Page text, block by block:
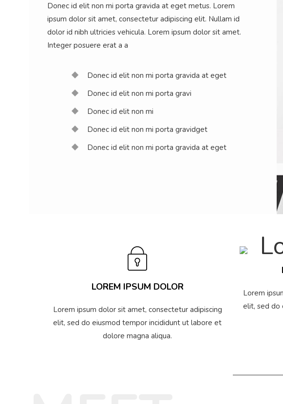
Donec id elit non mi porta gravida at eget metus. Lorem
ipsum dolor sit amet, consectetur adipiscing elit. Nullam id
dolor id nibh ultricies vehicula. Lorem ipsum dolor sit amet.
Integer posuere erat a a
Donec id elit non mi porta gravida at eget
Donec id elit non mi porta gravi
Donec id elit non mi
Donec id elit non mi porta gravidget
Donec id elit non mi porta gravida at eget
LOREM IPSUM DOLOR
Lorem ipsum dolor sit amet, consectetur adipiscing
elit, sed do eiusmod tempor incididunt ut labore et
dolore magna aliqua.
Lorem
elit, sed do
CHARLES CLARA SARAH
Designer